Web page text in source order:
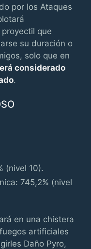
por los Ataques
que
su duración o
solo que en
considerado
.
(nivel 10).
745,2% (nivel
en una chistera
artificiales
Daño Pyro,